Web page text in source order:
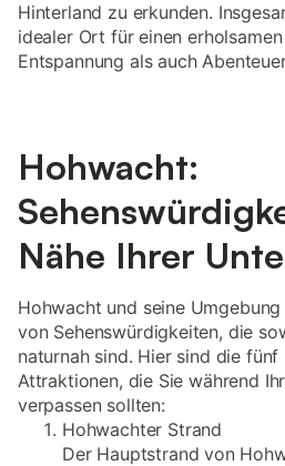
Hinterland zu erkunden.
idealer Ort für einen
Entspannung als auch
Hohwacht:
Nähe Ihrer
Hohwacht und seine
von Sehenswürdigkeiten, die
naturnah sind. Hier sind die
Attraktionen, die Sie während
verpassen sollten:
Hohwachter Strand
Der Hauptstrand von